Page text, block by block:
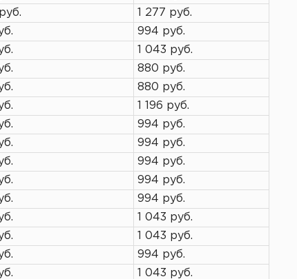
1 277 руб.
994 руб.
1 043 руб.
880 руб.
880 руб.
1 196 руб.
994 руб.
994 руб.
994 руб.
994 руб.
994 руб.
1 043 руб.
1 043 руб.
994 руб.
1 043 руб.